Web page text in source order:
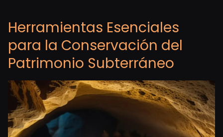
Herramientas Esenciales
para la Conservación del
Patrimonio Subterráneo